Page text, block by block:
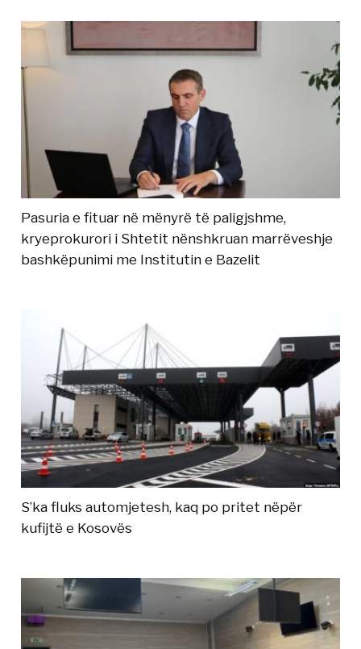
Pasuria e fituar në mënyrë të paligjshme,
kryeprokurori i Shtetit nënshkruan marrëveshje
bashkëpunimi me Institutin e Bazelit
S’ka fluks automjetesh, kaq po pritet nëpër
kufijtë e Kosovës